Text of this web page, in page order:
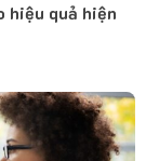
hiệu quả hiện